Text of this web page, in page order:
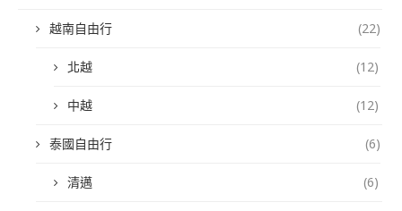
越南自由行 (22)
北越 (12)
中越 (12)
泰國自由行 (6)
清邁 (6)